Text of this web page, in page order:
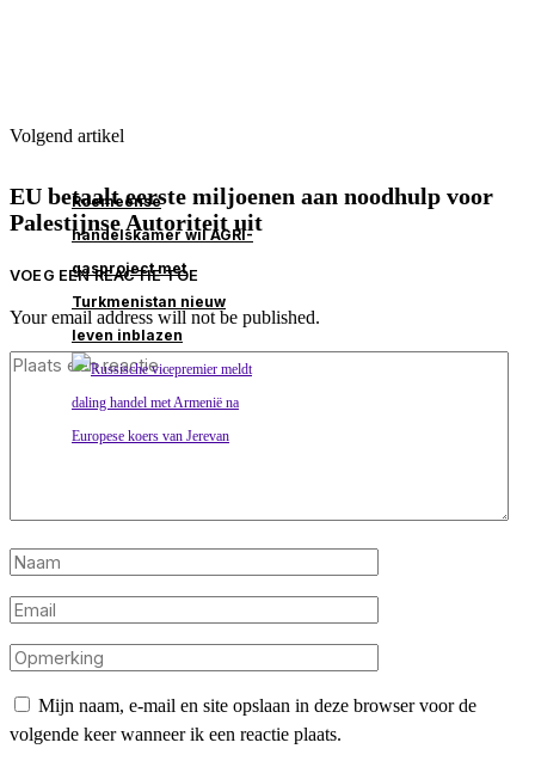
Roemeense
handelskamer wil AGRI-
gasproject met
Turkmenistan nieuw
leven inblazen
Volgend artikel
EU betaalt eerste miljoenen aan noodhulp voor
Palestijnse Autoriteit uit
VOEG EEN REACTIE TOE
Your email address will not be published.
Mijn naam, e-mail en site opslaan in deze browser voor de
volgende keer wanneer ik een reactie plaats.